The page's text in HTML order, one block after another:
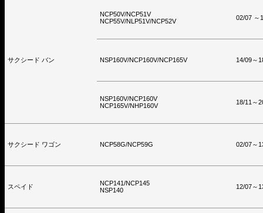
サクシード バン
NCP50V/NCP51V
NCP55V/NLP51V/NCP52V
02/07 ～
NSP160V/NCP160V/NCP165V 14/09～
NSP160V/NCP160V
NCP165V/NHP160V
18/11～
サクシード ワゴン NCP58G/NCP59G 02/07～
スペイド
NCP141/NCP145
NSP140
12/07～